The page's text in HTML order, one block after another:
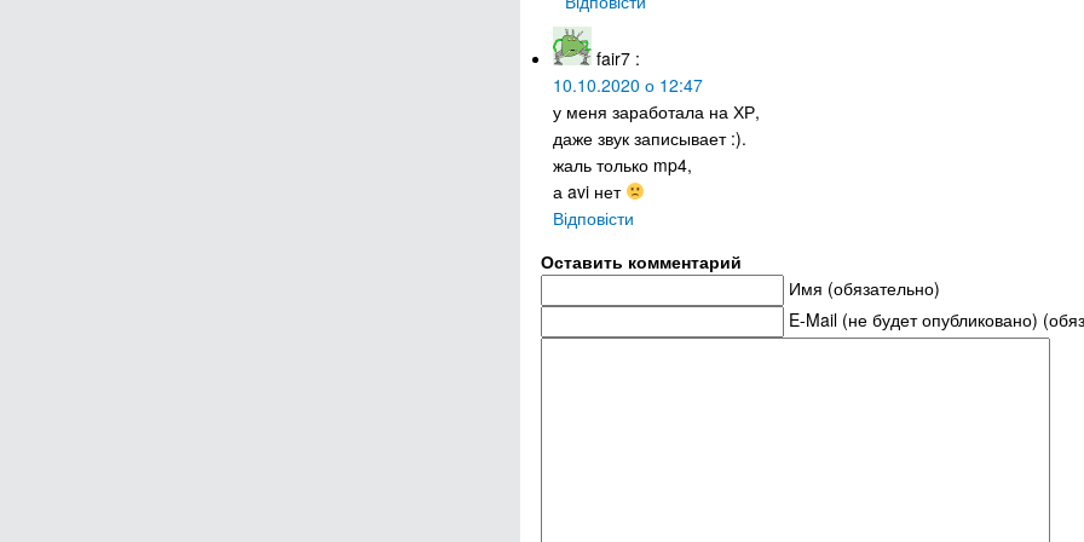
fair7 :
10.10.2020 о 12:47
у меня заработала на ХР,
даже звук записывает :).
жаль только mp4,
а avi нет
Відповісти
Оставить комментарий
Имя (обязательно)
E-Mail (не будет опубликовано)